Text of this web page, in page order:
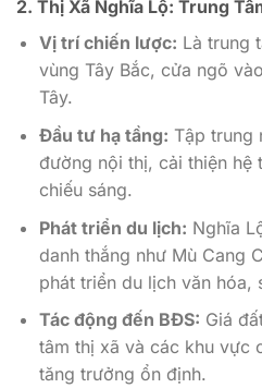
2. Thị Xã Nghĩa Lộ: Trung
Vị trí chiến lược: Là trung
vùng Tây Bắc, cửa ngõ
Tây.
Đầu tư hạ tầng: Tập trung
đường nội thị, cải thiện hệ
chiếu sáng.
Phát triển du lịch: Nghĩa
danh thắng như Mù Cang
phát triển du lịch văn hóa,
Tác động đến BĐS: Giá
tâm thị xã và các khu vực
tăng trưởng ổn định.